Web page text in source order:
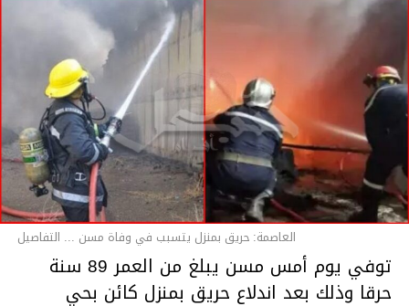
العاصمة: حريق بمنزل يتسبب في وفاة مسن ... التفاصيل
توفي يوم أمس مسن يبلغ من العمر 89 سنة
حرقا وذلك بعد اندلاع حريق بمنزل كائن بحي